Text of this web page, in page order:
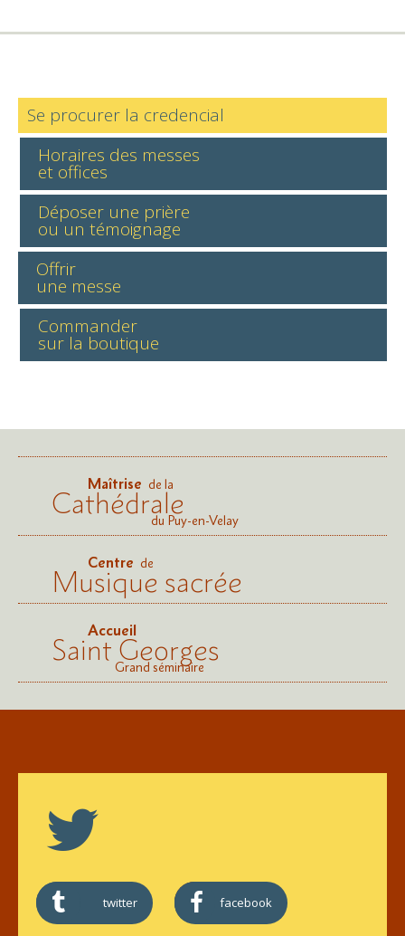
Se procurer la credencial
Horaires des messes
et offices
Déposer une prière
ou un témoignage
Offrir
une messe
Commander
sur la boutique
Maîtrise de la
Cathédraledu Puy-en-Velay
Centre de
Musique sacrée
Accueil
Saint Georges
Grand séminaire
twitter facebook